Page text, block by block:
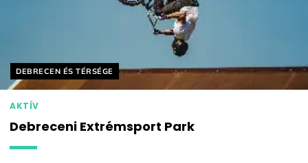
Helyszín címkék:
DEBRECEN ÉS TÉRSÉGE
AKTÍV
Debreceni Extrémsport Park